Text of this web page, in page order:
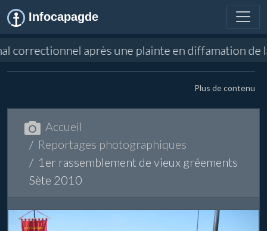
Infocapagde
après une plainte en diffamation de la
Plus de contenu
Accueil
Reportages photographiques
1er rassemblement de vieux gréements
Sète 2010